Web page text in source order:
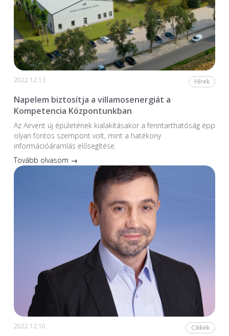
2022.12.13. Hírek
Napelem biztosítja a villamosenergiát a
Kompetencia Központunkban
Az Airvent új épületének kialakításakor a fenntarthatóság épp
olyan fontos szempont volt, mint a hatékony
információáramlás elősegítése.
Tovább olvasom →
2022.12.10. Cikkek